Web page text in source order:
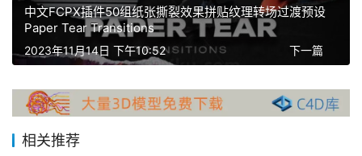
C
X
件
F
中文FCPX插件50组纸张撕裂效果拼贴纹理转场过渡预设
Paper Tear Transitions
下一篇
2023年11月14日 下午10:52
相关推荐